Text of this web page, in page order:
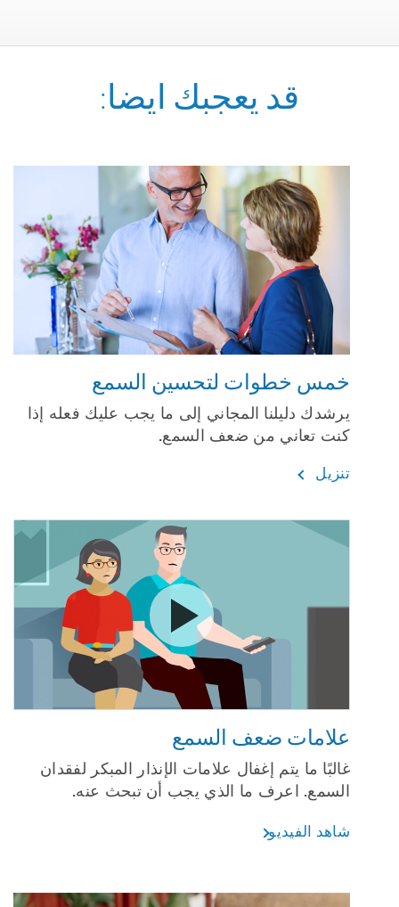
قد يعجبك ايضا:
خمس خطوات لتحسين السمع
يرشدك دليلنا المجاني إلى ما يجب عليك فعله إذا
كنت تعاني من ضعف السمع.
تنزيل
شاهد الفيديو علامات ضعف
علامات ضعف السمع
غالبًا ما يتم إغفال علامات الإنذار المبكر لفقدان
السمع. اعرف ما الذي يجب أن تبحث عنه.
شاهد الفيديو